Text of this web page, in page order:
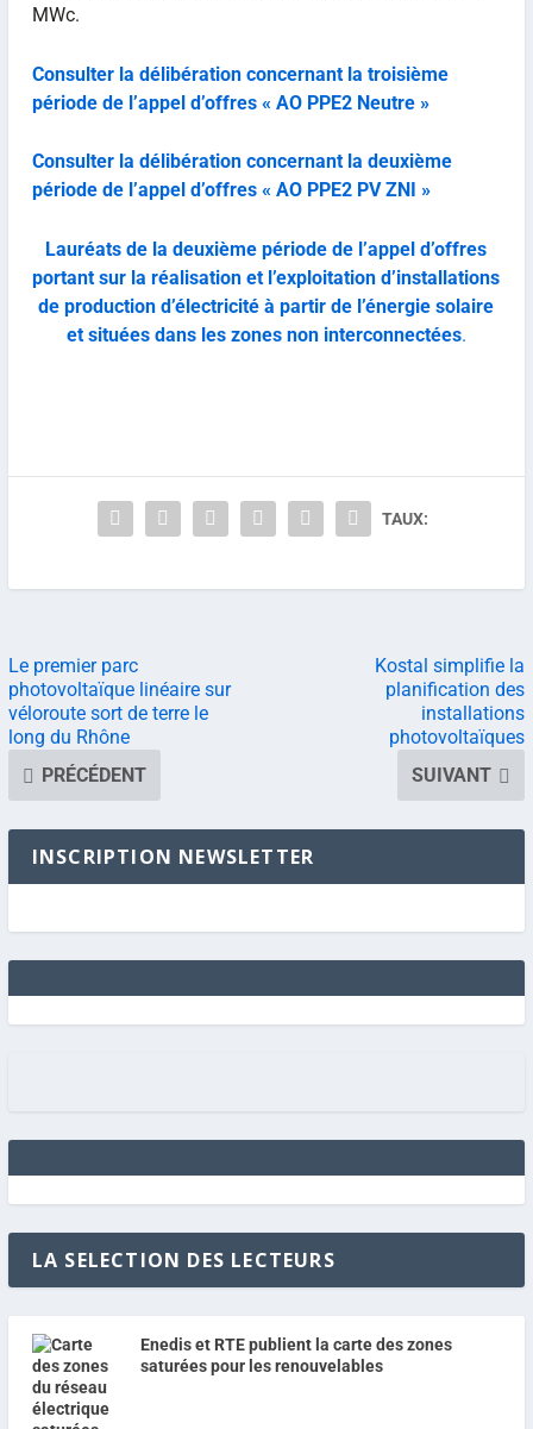
MWc.
Consulter la délibération concernant la troisième
période de l’appel d’offres « AO PPE2 Neutre »
Consulter la délibération concernant la deuxième
période de l’appel d’offres « AO PPE2 PV ZNI »
Lauréats de la deuxième période de l’appel d’offres
portant sur la réalisation et l’exploitation d’installations
de production d’électricité à partir de l’énergie solaire
et situées dans les zones non interconnectées.
TAUX:
Le premier parc
photovoltaïque linéaire sur
véloroute sort de terre le
long du Rhône
PRÉCÉDENT
Kostal simplifie la
planification des
installations
photovoltaïques
SUIVANT
INSCRIPTION NEWSLETTER
LA SELECTION DES LECTEURS
Enedis et RTE publient la carte des zones
saturées pour les renouvelables